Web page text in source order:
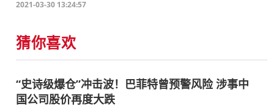
2021-03-30 13:24:57
猜你喜欢
“史诗级爆仓”冲击波！巴菲特曾预警风险 涉事中
国公司股价再度大跌